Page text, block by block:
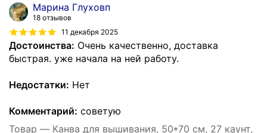
Марина Глуховп
18 отзывов
11 декабря 2025
Достоинства: Очень качественно, доставка
быстрая. уже начала на ней работу.
Недостатки: Нет
Комментарий: советую
Товар — Канва для вышивания, 50*70 см, 27 каунт,